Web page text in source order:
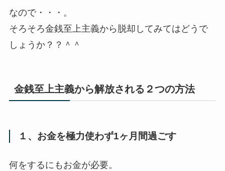
なので・・・。
そろそろ金銭至上主義から脱却してみてはどうで
しょうか？？＾＾
金銭至上主義から解放される２つの方法
１、お金を極力使わず1ヶ月間過ごす
何をするにもお金が必要。